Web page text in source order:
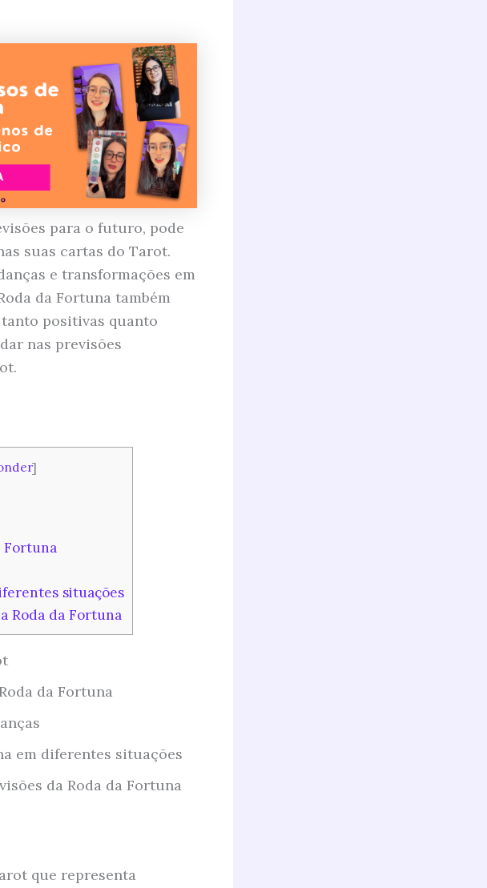
para o futuro, pode
suas cartas do Tarot.
e transformações em
da Fortuna também
positivas quanto
nas previsões
]
Fortuna
situações
Roda da Fortuna
da Fortuna
em diferentes situações
da Roda da Fortuna
que representa